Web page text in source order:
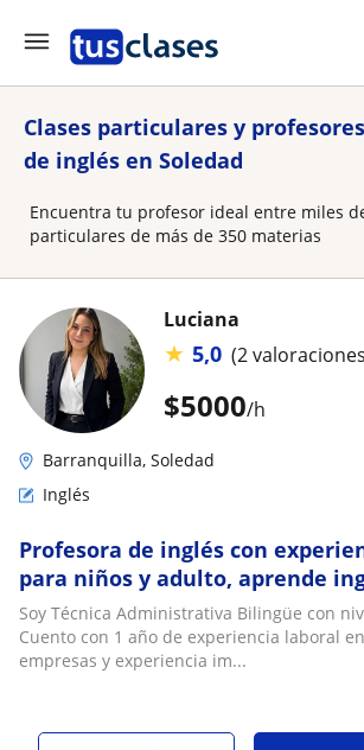
Clases particulares y
de inglés en Soledad
Encuentra tu profesor ideal entre miles
particulares de más de 350 materias
$5000/h
Luciana
★ 5,0 (2
Barranquilla, Soledad
Inglés
Profesora de inglés con
para niños y adulto, aprende
practica,dinámica y efectiva
Soy Técnica Administrativa Bilingüe con
Cuento con 1 año de experiencia laboral
empresas y experiencia im...